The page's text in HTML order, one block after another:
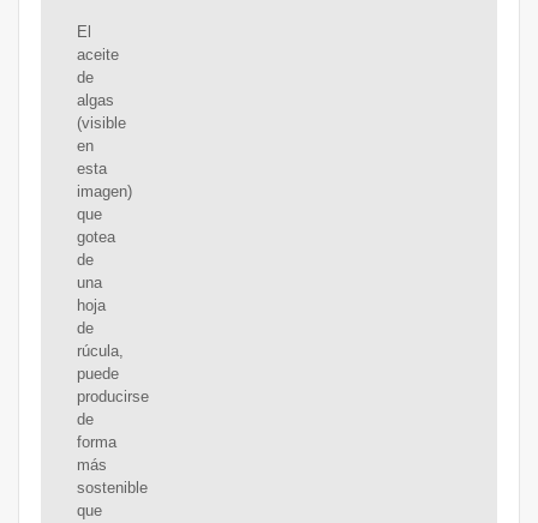
El
aceite
de
algas
(visible
en
esta
imagen)
que
gotea
de
una
hoja
de
rúcula,
puede
producirse
de
forma
más
sostenible
que